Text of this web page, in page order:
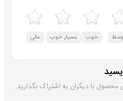
خوب بسیار خوب عالی
محصول با دیگران به اشتراک بگذارید.